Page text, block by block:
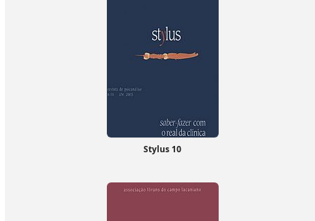
Stylus 10